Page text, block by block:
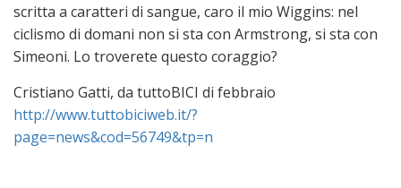
scritta a caratteri di sangue, ca­ro il mio Wiggins: nel
ciclismo di domani non si sta con Arm­strong, si sta con
Simeoni. Lo troverete questo coraggio?
Cristiano Gatti, da tuttoBICI di febbraio
http://www.tuttobiciweb.it/?
page=news&cod=56749&tp=n